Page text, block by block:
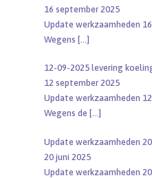
16 september 2025
Update werkzaamheden
Wegens […]
12-09-2025 levering
12 september 2025
Update werkzaamheden
Wegens de […]
Update werkzaamheden
20 juni 2025
Update werkzaamheden